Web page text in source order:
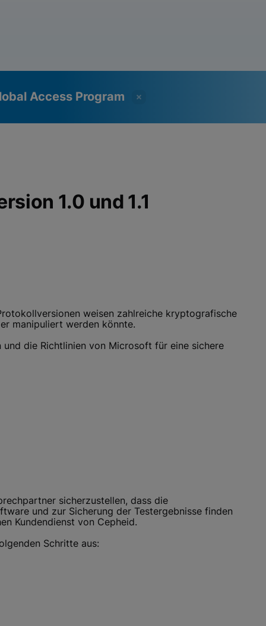
Access Program
1.0 und 1.1
weisen zahlreiche kryptografische
manipuliert werden könnte.
und die Richtlinien von Microsoft für eine sichere
sicherzustellen, dass die
und zur Sicherung der Testergebnisse finden
Kundendienst von Cepheid.
Schritte aus: